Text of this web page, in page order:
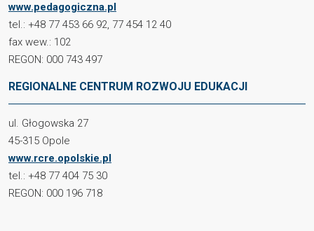
www.pedagogiczna.pl
tel.: +48 77 453 66 92, 77 454 12 40
fax wew.: 102
REGON: 000 743 497
REGIONALNE CENTRUM ROZWOJU EDUKACJI
ul. Głogowska 27
45-315 Opole
www.rcre.opolskie.pl
tel.: +48 77 404 75 30
REGON: 000 196 718